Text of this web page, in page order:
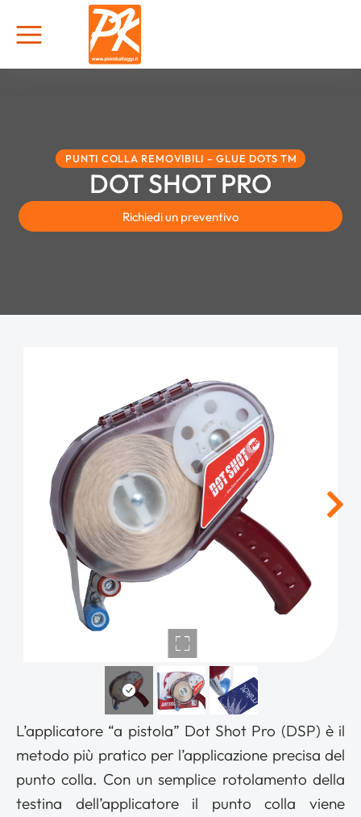
PUNTI COLLA REMOVIBILI – GLUE DOTS TM
DOT SHOT PRO
Richiedi un preventivo
L’applicatore “a pistola” Dot Shot Pro (DSP) è il
metodo più pratico per l’applicazione precisa del
punto colla. Con un semplice rotolamento della
testina dell’applicatore il punto colla viene